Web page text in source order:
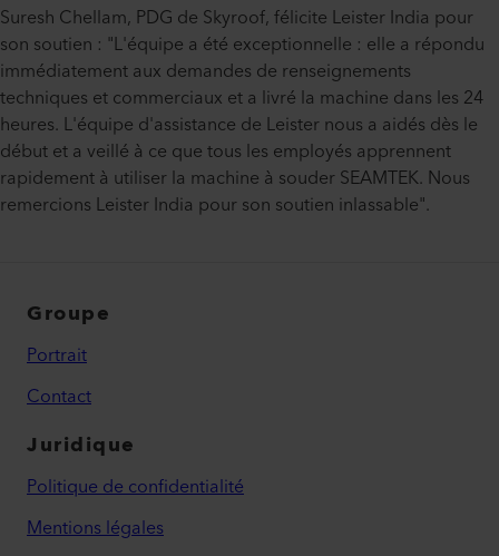
Suresh Chellam, PDG de Skyroof, félicite Leister India pour
son soutien : "L'équipe a été exceptionnelle : elle a répondu
immédiatement aux demandes de renseignements
techniques et commerciaux et a livré la machine dans les 24
heures. L'équipe d'assistance de Leister nous a aidés dès le
début et a veillé à ce que tous les employés apprennent
rapidement à utiliser la machine à souder SEAMTEK. Nous
remercions Leister India pour son soutien inlassable".
Groupe
Portrait
Contact
Juridique
Politique de confidentialité
Mentions légales